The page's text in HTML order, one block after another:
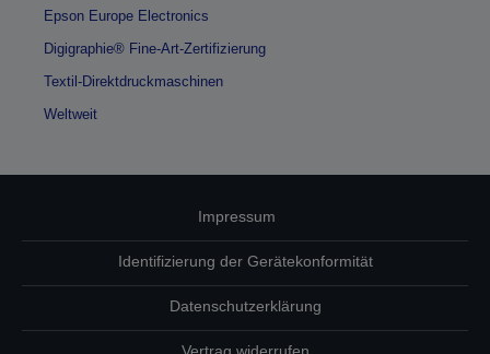
Epson Europe Electronics
Digigraphie® Fine-Art-Zertifizierung
Textil-Direktdruckmaschinen
Weltweit
Impressum
Identifizierung der Gerätekonformität
Datenschutzerklärung
Vertrag widerrufen